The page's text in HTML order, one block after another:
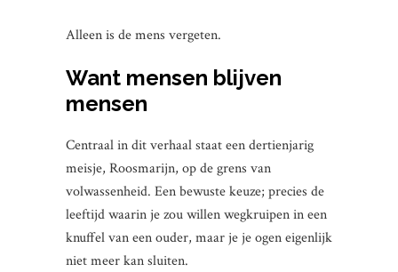
Alleen is de mens vergeten.
Want mensen blijven
mensen
Centraal in dit verhaal staat een dertienjarig
meisje, Roosmarijn, op de grens van
volwassenheid. Een bewuste keuze; precies de
leeftijd waarin je zou willen wegkruipen in een
knuffel van een ouder, maar je je ogen eigenlijk
niet meer kan sluiten.